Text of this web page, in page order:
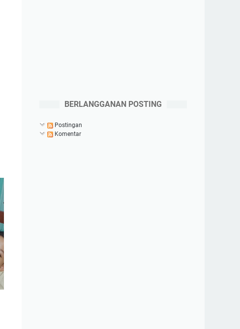
BERLANGGANAN POSTING
Postingan
Komentar